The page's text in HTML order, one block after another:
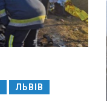
ЛЬВІВ